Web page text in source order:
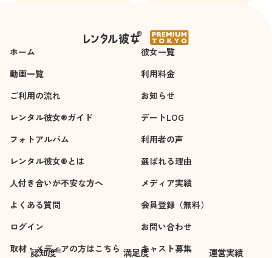
ホーム
彼女一覧
動画一覧
利用料金
ご利用の流れ
お知らせ
レンタル彼女®ガイド
デートLOG
フォトアルバム
利用者の声
レンタル彼女®とは
選ばれる理由
人付き合いが不安な方へ
メディア実績
よくある質問
会員登録（無料）
ログイン
お問い合わせ
取材・メディアの方はこちら
キャスト募集
認知度※ 満足度 運営実績